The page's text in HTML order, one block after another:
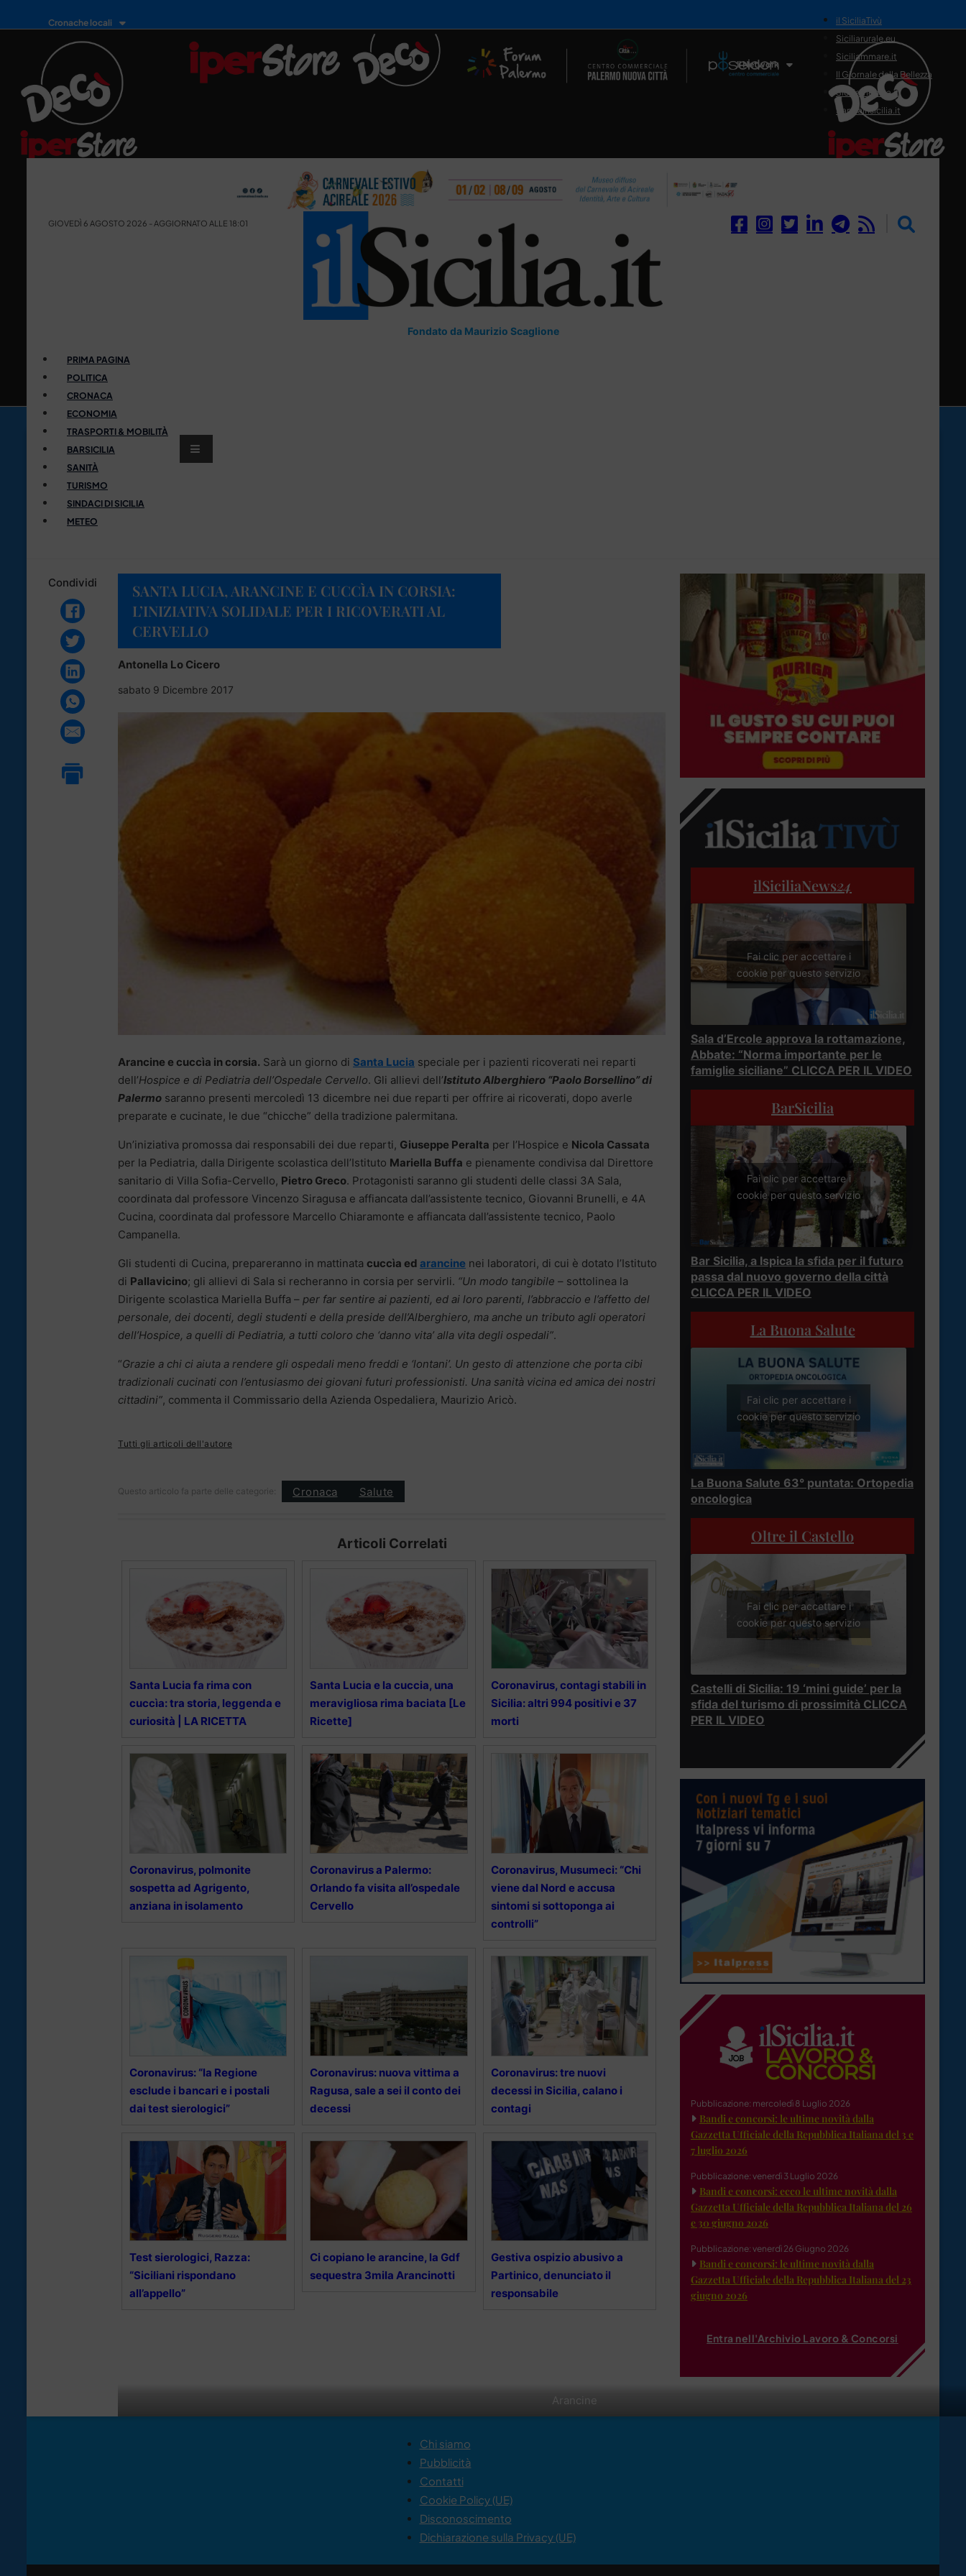
Cronache locali
Il Network
il SiciliaTivù
Siciliarurale.eu
Siciliammare.it
Il Giornale della Bellezza
Siciliamedica.it
Sanitainsicilia.it
GIOVEDÌ 6 AGOSTO 2026 - AGGIORNATO ALLE 18:01
Fondato da Maurizio Scaglione
PRIMA PAGINA
POLITICA
CRONACA
ECONOMIA
TRASPORTI & MOBILITÀ
BARSICILIA
SANITÀ
TURISMO
SINDACI DI SICILIA
METEO
Condividi
SANTA LUCIA, ARANCINE E CUCCÌA IN CORSIA:
L’INIZIATIVA SOLIDALE PER I RICOVERATI AL
CERVELLO
Antonella Lo Cicero
sabato 9 Dicembre 2017
Arancine
Arancine e cuccìa in corsia. Sarà un giorno di Santa Lucia speciale per i pazienti ricoverati nei reparti
dell’Hospice e di Pediatria dell’Ospedale Cervello. Gli allievi dell’Istituto Alberghiero “Paolo Borsellino” di
Palermo saranno presenti mercoledì 13 dicembre nei due reparti per offrire ai ricoverati, dopo averle
preparate e cucinate, le due “chicche” della tradizione palermitana.
Un’iniziativa promossa dai responsabili dei due reparti, Giuseppe Peralta per l’Hospice e Nicola Cassata
per la Pediatria, dalla Dirigente scolastica dell’Istituto Mariella Buffa e pienamente condivisa dal Direttore
sanitario di Villa Sofia-Cervello, Pietro Greco. Protagonisti saranno gli studenti delle classi 3A Sala,
coordinata dal professore Vincenzo Siragusa e affiancata dall’assistente tecnico, Giovanni Brunelli, e 4A
Cucina, coordinata dal professore Marcello Chiaramonte e affiancata dall’assistente tecnico, Paolo
Campanella.
Gli studenti di Cucina, prepareranno in mattinata cuccìa ed arancine nei laboratori, di cui è dotato l’Istituto
di Pallavicino; gli allievi di Sala si recheranno in corsia per servirli. “Un modo tangibile – sottolinea la
Dirigente scolastica Mariella Buffa – per far sentire ai pazienti, ed ai loro parenti, l’abbraccio e l’affetto del
personale, dei docenti, degli studenti e della preside dell’Alberghiero, ma anche un tributo agli operatori
dell’Hospice, a quelli di Pediatria, a tutti coloro che ‘danno vita’ alla vita degli ospedali”.
“Grazie a chi ci aiuta a rendere gli ospedali meno freddi e ‘lontani’. Un gesto di attenzione che porta cibi
tradizionali cucinati con l’entusiasmo dei giovani futuri professionisti. Una sanità vicina ed amica dei nostri
cittadini”, commenta il Commissario della Azienda Ospedaliera, Maurizio Aricò.
Tutti gli articoli dell'autore
Questo articolo fa parte delle categorie: Cronaca Salute
Articoli Correlati
Santa Lucia fa rima con
cuccìa: tra storia, leggenda e
curiosità | LA RICETTA
Santa Lucia e la cuccia, una
meravigliosa rima baciata [Le
Ricette]
Coronavirus, contagi stabili in
Sicilia: altri 994 positivi e 37
morti
Coronavirus, polmonite
sospetta ad Agrigento,
anziana in isolamento
Coronavirus a Palermo:
Orlando fa visita all’ospedale
Cervello
Coronavirus, Musumeci: “Chi
viene dal Nord e accusa
sintomi si sottoponga ai
controlli”
Coronavirus: “la Regione
esclude i bancari e i postali
dai test sierologici”
Coronavirus: nuova vittima a
Ragusa, sale a sei il conto dei
decessi
Coronavirus: tre nuovi
decessi in Sicilia, calano i
contagi
Test sierologici, Razza:
“Siciliani rispondano
all’appello”
Ci copiano le arancine, la Gdf
sequestra 3mila Arancinotti
Gestiva ospizio abusivo a
Partinico, denunciato il
responsabile
ilSiciliaNews24
Fai clic per accettare i
cookie per questo servizio
Sala d’Ercole approva la rottamazione,
Abbate: “Norma importante per le
famiglie siciliane” CLICCA PER IL VIDEO
BarSicilia
Fai clic per accettare i
cookie per questo servizio
Bar Sicilia, a Ispica la sfida per il futuro
passa dal nuovo governo della città
CLICCA PER IL VIDEO
La Buona Salute
Fai clic per accettare i
cookie per questo servizio
La Buona Salute 63° puntata: Ortopedia
oncologica
Oltre il Castello
Fai clic per accettare i
cookie per questo servizio
Castelli di Sicilia: 19 ‘mini guide’ per la
sfida del turismo di prossimità CLICCA
PER IL VIDEO
Pubblicazione: mercoledì 8 Luglio 2026
Bandi e concorsi: le ultime novità dalla
Gazzetta Ufficiale della Repubblica Italiana del 3 e
7 luglio 2026
Pubblicazione: venerdì 3 Luglio 2026
Bandi e concorsi: ecco le ultime novità dalla
Gazzetta Ufficiale della Repubblica Italiana del 26
e 30 giugno 2026
Pubblicazione: venerdì 26 Giugno 2026
Bandi e concorsi: le ultime novità dalla
Gazzetta Ufficiale della Repubblica Italiana del 23
giugno 2026
Entra nell'Archivio Lavoro & Concorsi
Chi siamo
Pubblicità
Contatti
Cookie Policy (UE)
Disconoscimento
Dichiarazione sulla Privacy (UE)